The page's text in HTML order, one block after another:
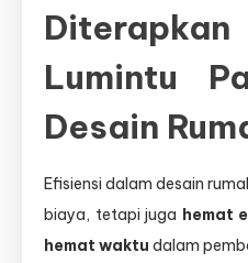
Lumintu
Desain
Efisiensi dalam desain
biaya, tetapi juga hemat
hemat waktu dalam